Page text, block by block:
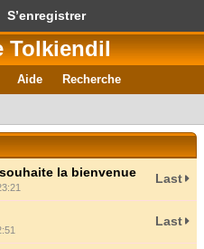
S’enregistrer
Tolkiendil
Aide Recherche
la bienvenue Last
Last